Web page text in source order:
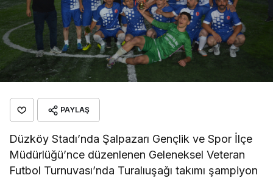
PAYLAŞ
Düzköy Stadı’nda Şalpazarı Gençlik ve Spor İlçe
Müdürlüğü’nce düzenlenen Geleneksel Veteran
Futbol Turnuvası’nda Turalıuşağı takımı şampiyon